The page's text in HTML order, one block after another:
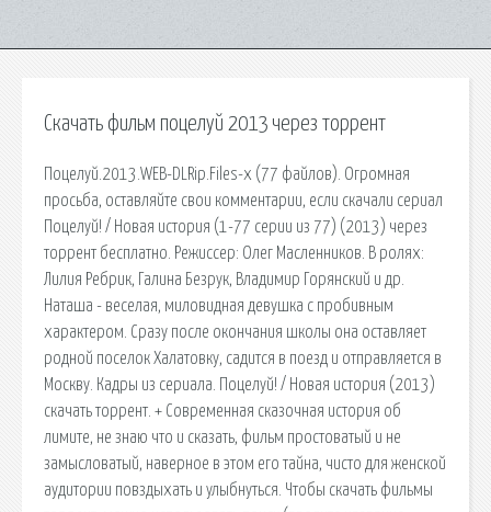
Скачать фильм поцелуй 2013 через торрент
Поцелуй.2013.WEB-DLRip.Files-х (77 файлов). Огромная
просьба, оставляйте свои комментарии, если скачали сериал
Поцелуй! / Новая история (1-77 серии из 77) (2013) через
торрент бесплатно. Режиссер: Олег Масленников. В ролях:
Лилия Ребрик, Галина Безрук, Владимир Горянский и др.
Наташа - веселая, миловидная девушка с пробивным
характером. Сразу после окончания школы она оставляет
родной поселок Халатовку, садится в поезд и отправляется в
Москву. Кадры из сериала. Поцелуй! / Новая история (2013)
скачать торрент. + Современная сказочная история об
лимите, не знаю что и сказать, фильм простоватый и не
замысловатый, наверное в этом его тайна, чисто для женской
аудитории повздыхать и улыбнуться. Чтобы скачать фильмы